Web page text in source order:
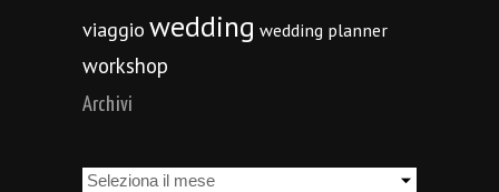
viaggio wedding wedding planner
workshop
Archivi
Archivi